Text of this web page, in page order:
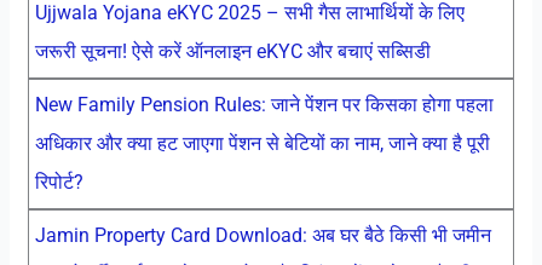
Ujjwala Yojana eKYC 2025 – सभी गैस लाभार्थियों के लिए
जरूरी सूचना! ऐसे करें ऑनलाइन eKYC और बचाएं सब्सिडी
New Family Pension Rules: जाने पेंशन पर किसका होगा पहला
अधिकार और क्या हट जाएगा पेंशन से बेटियों का नाम, जाने क्या है पूरी
रिपोर्ट?
Jamin Property Card Download: अब घर बैठे किसी भी जमीन